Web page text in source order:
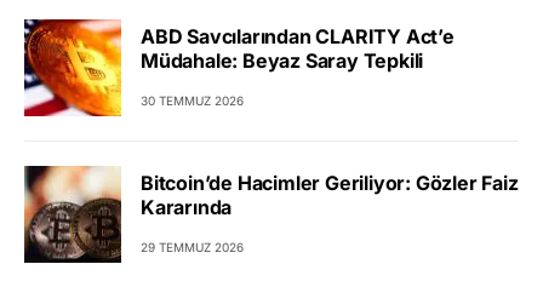
ABD Savcılarından CLARITY Act’e
Müdahale: Beyaz Saray Tepkili
30 TEMMUZ 2026
Bitcoin’de Hacimler Geriliyor: Gözler Faiz
Kararında
29 TEMMUZ 2026